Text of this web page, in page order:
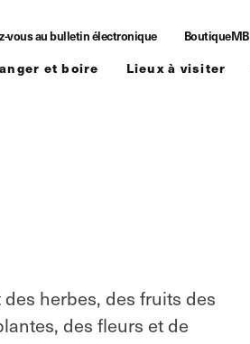
vous au bulletin électronique BoutiqueMB
et boire Lieux à visiter
herbes, des fruits des
des fleurs et de